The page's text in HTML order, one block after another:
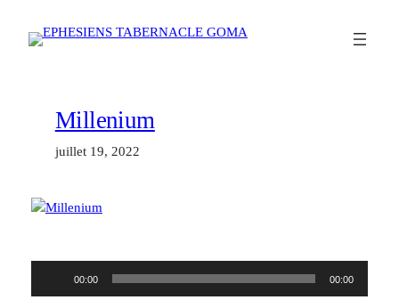
Millenium
juillet 19, 2022
00:00 00:00